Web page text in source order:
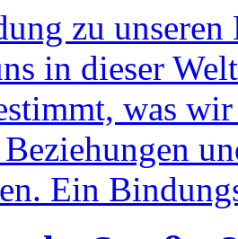
zu
in dieser
was wir
Ein